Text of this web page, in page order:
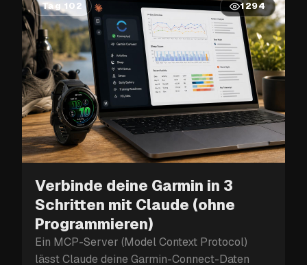
Tag 102 1294
Verbinde deine Garmin in 3
Schritten mit Claude (ohne
Programmieren)
Ein MCP-Server (Model Context Protocol)
lässt Claude deine Garmin-Connect-Daten